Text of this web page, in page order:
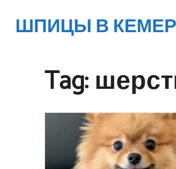
ШПИЦЫ В
Tag: